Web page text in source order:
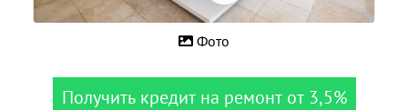
Фото
Получить кредит на ремонт от 3,5%